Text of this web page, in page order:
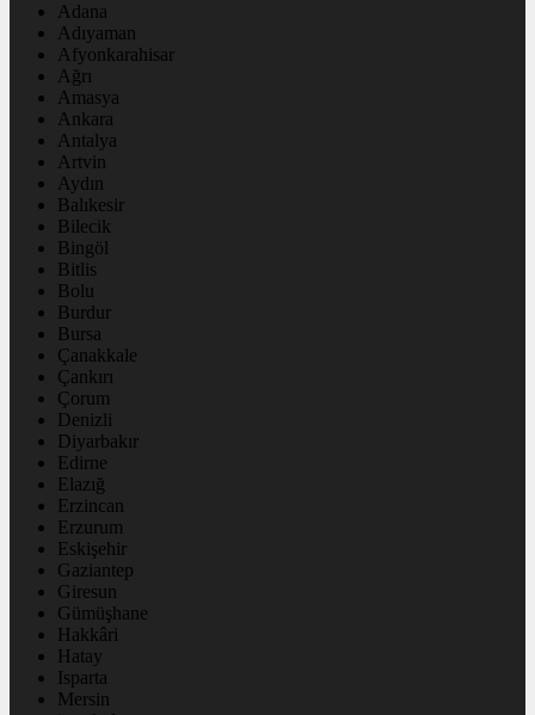
Adana
Adıyaman
Afyonkarahisar
Ağrı
Amasya
Ankara
Antalya
Artvin
Aydın
Balıkesir
Bilecik
Bingöl
Bitlis
Bolu
Burdur
Bursa
Çanakkale
Çankırı
Çorum
Denizli
Diyarbakır
Edirne
Elazığ
Erzincan
Erzurum
Eskişehir
Gaziantep
Giresun
Gümüşhane
Hakkâri
Hatay
Isparta
Mersin